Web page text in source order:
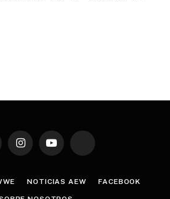
InstagramYouTube TikTok
NOTICIAS AEW FACEBOOK